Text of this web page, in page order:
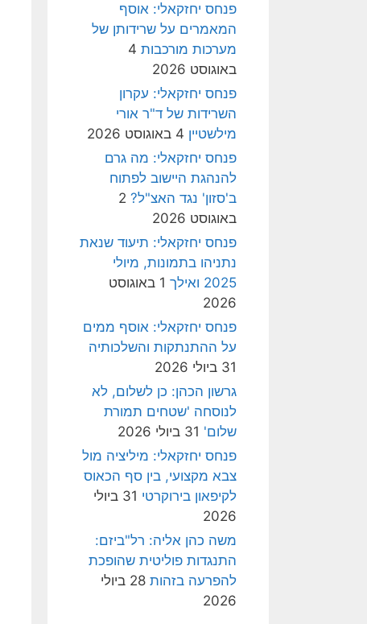
פנחס יחזקאלי: אוסף
המאמרים על שרידותן של
מערכות מורכבות 4
באוגוסט 2026
פנחס יחזקאלי: עקרון
השרידות של ד"ר אורי
מילשטיין 4 באוגוסט 2026
פנחס יחזקאלי: מה גרם
להנהגת היישוב לפתוח
ב'סזון' נגד האצ"ל? 2
באוגוסט 2026
פנחס יחזקאלי: תיעוד שנאת
נתניהו בתמונות, מיולי
2025 ואילך
1 באוגוסט
2026
פנחס יחזקאלי: אוסף ממים
על ההתנתקות והשלכותיה
31 ביולי 2026
גרשון הכהן: כן לשלום, לא
לנוסחה 'שטחים תמורת
שלום' 31 ביולי 2026
פנחס יחזקאלי: מיליציה מול
צבא מקצועי, בין סף הכאוס
לקיפאון בירוקרטי
31 ביולי
2026
משה כהן אליה: רל"ביזם:
התנגדות פוליטית שהופכת
להפרעה בזהות
28 ביולי
2026